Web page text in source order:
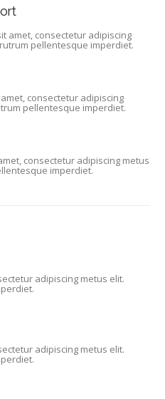
amet, consectetur adipiscing
pellentesque imperdiet.
consectetur adipiscing
pellentesque imperdiet.
consectetur adipiscing metus
imperdiet.
adipiscing metus elit.
adipiscing metus elit.